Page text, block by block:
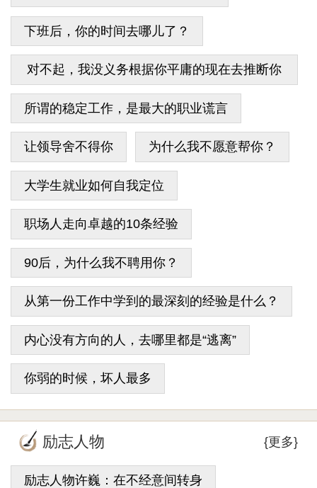
下班后，你的时间去哪儿了？
对不起，我没义务根据你平庸的现在去推断你
辉煌的未来
所谓的稳定工作，是最大的职业谎言
让领导舍不得你 为什么我不愿意帮你？
大学生就业如何自我定位
职场人走向卓越的10条经验
90后，为什么我不聘用你？
从第一份工作中学到的最深刻的经验是什么？
内心没有方向的人，去哪里都是“逃离”
你弱的时候，坏人最多
励志人物 {更多}
励志人物许巍：在不经意间转身